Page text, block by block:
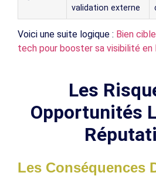
validation externe
Voici une suite logique : Bien
tech pour booster sa visibilité en
Les
Opportunités
Les Conséquences